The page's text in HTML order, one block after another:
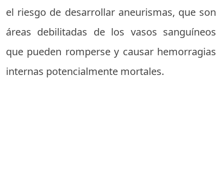
el riesgo de desarrollar aneurismas, que son
áreas debilitadas de los vasos sanguíneos
que pueden romperse y causar hemorragias
internas potencialmente mortales.